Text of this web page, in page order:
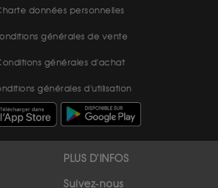
données personnelles
générales de vente
générales d'achat
générales d'utilisation
PLUS D'INFOS
Suivez-nous